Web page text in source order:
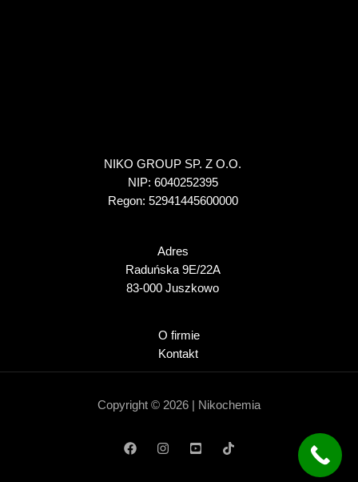
NIKO GROUP SP. Z O.O.
NIP: 6040252395
Regon: 52941445600000
Adres
Raduńska 9E/22A
83-000 Juszkowo
O firmie
Kontakt
Copyright © 2026 | Nikochemia